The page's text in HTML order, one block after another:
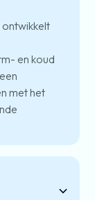
ontwikkelt
en koud
met het